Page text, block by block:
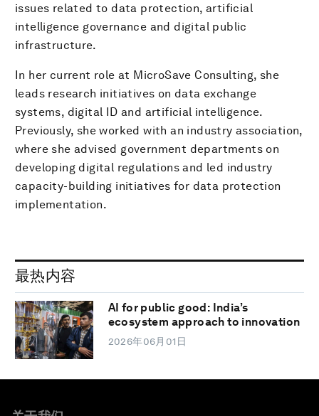
issues related to data protection, artificial
intelligence governance and digital public
infrastructure.
In her current role at MicroSave Consulting, she
leads research initiatives on data exchange
systems, digital ID and artificial intelligence.
Previously, she worked with an industry association,
where she advised government departments on
developing digital regulations and led industry
capacity-building initiatives for data protection
implementation.
最热内容
AI for public good: India’s
ecosystem approach to innovation
2026年06月01日